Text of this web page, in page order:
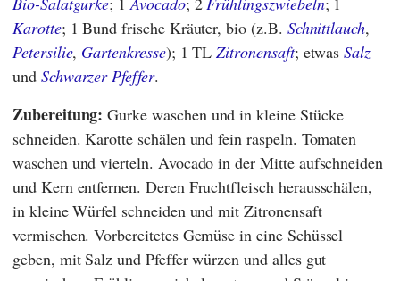
Karotte; 1 Bund frische Kräuter, bio (z.B. Schnittlauch,
Petersilie, Gartenkresse); 1 TLZitronensaft; etwasSalz
und Schwarzer Pfeffer.
Zubereitung:Gurke waschen und in kleine Stücke
schneiden. Karotte schälen und fein raspeln. Tomaten
waschen und vierteln. Avocado in der Mitte aufschneiden
und Kern entfernen. Deren Fruchtfleisch herausschälen,
in kleine Würfel schneiden und mit Zitronensaft
vermischen. Vorbereitetes Gemüse in eine Schüssel
geben, mit Salz und Pfeffer würzen und alles gut